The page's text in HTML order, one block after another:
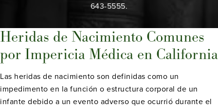
643-5555.
Heridas de Nacimiento Comunes
por Impericia Médica en California
Las heridas de nacimiento son definidas como un
impedimento en la función o estructura corporal de un
infante debido a un evento adverso que ocurrió durante el